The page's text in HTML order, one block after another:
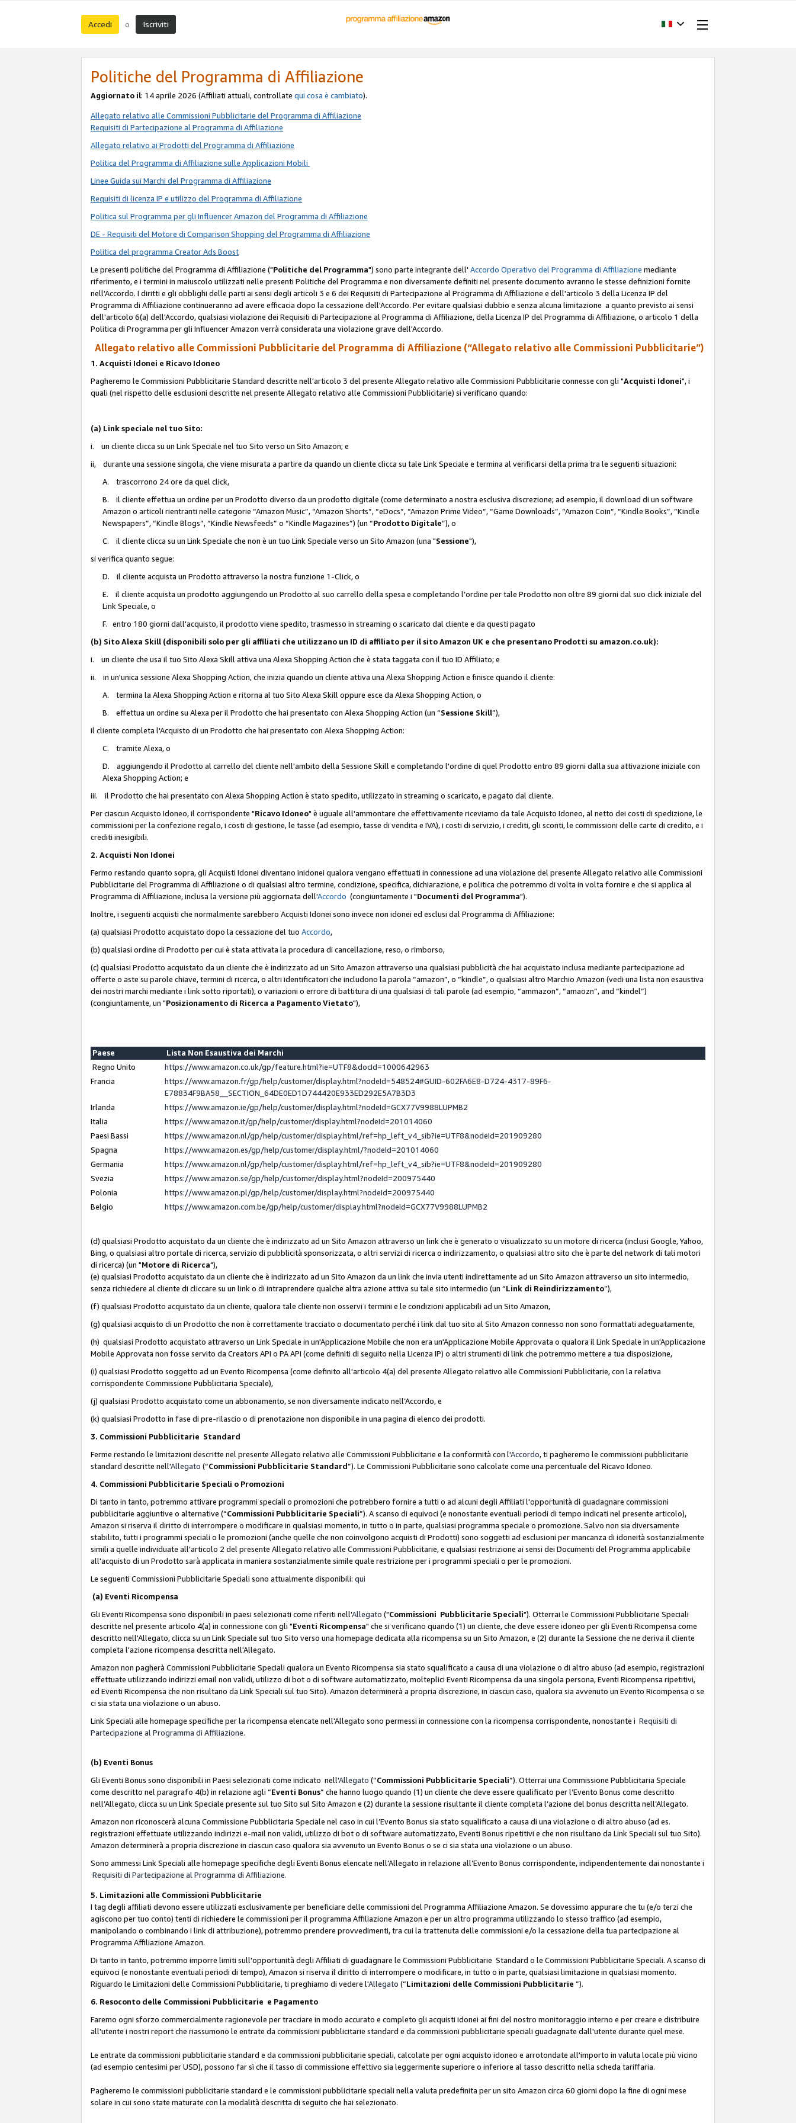
Accedi o Iscriviti
Politiche del Programma di Affiliazione
Aggiornato il: 14 aprile 2026 (Affiliati attuali, controllate qui cosa è cambiato).
Allegato relativo alle Commissioni Pubblicitarie del Programma di Affiliazione
Requisiti di Partecipazione al Programma di Affiliazione
Allegato relativo ai Prodotti del Programma di Affiliazione
Politica del Programma di Affiliazione sulle Applicazioni Mobili
Linee Guida sui Marchi del Programma di Affiliazione
Requisiti di licenza IP e utilizzo del Programma di Affiliazione
Politica sul Programma per gli Influencer Amazon del Programma di Affiliazione
DE - Requisiti del Motore di Comparison Shopping del Programma di Affiliazione
Politica del programma Creator Ads Boost
Le presenti politiche del Programma di Affiliazione ("Politiche del Programma") sono parte integrante dell' Accordo Operativo del Programma di Affiliazione mediante
riferimento, e i termini in maiuscolo utilizzati nelle presenti Politiche del Programma e non diversamente definiti nel presente documento avranno le stesse definizioni fornite
nell'Accordo. I diritti e gli obblighi delle parti ai sensi degli articoli 3 e 6 dei Requisiti di Partecipazione al Programma di Affiliazione e dell'articolo 3 della Licenza IP del
Programma di Affiliazione continueranno ad avere efficacia dopo la cessazione dell'Accordo. Per evitare qualsiasi dubbio e senza alcuna limitazione a quanto previsto ai sensi
dell'articolo 6(a) dell'Accordo, qualsiasi violazione dei Requisiti di Partecipazione al Programma di Affiliazione, della Licenza IP del Programma di Affiliazione, o articolo 1 della
Politica di Programma per gli Influencer Amazon verrà considerata una violazione grave dell'Accordo.
Allegato relativo alle Commissioni Pubblicitarie del Programma di Affiliazione (“Allegato relativo alle Commissioni Pubblicitarie”)
1. Acquisti Idonei e Ricavo Idoneo
Pagheremo le Commissioni Pubblicitarie Standard descritte nell'articolo 3 del presente Allegato relativo alle Commissioni Pubblicitarie connesse con gli "Acquisti Idonei", i
quali (nel rispetto delle esclusioni descritte nel presente Allegato relativo alle Commissioni Pubblicitarie) si verificano quando:
(a) Link speciale nel tuo Sito:
i. un cliente clicca su un Link Speciale nel tuo Sito verso un Sito Amazon; e
ii, durante una sessione singola, che viene misurata a partire da quando un cliente clicca su tale Link Speciale e termina al verificarsi della prima tra le seguenti situazioni:
A. trascorrono 24 ore da quel click,
B. il cliente effettua un ordine per un Prodotto diverso da un prodotto digitale (come determinato a nostra esclusiva discrezione; ad esempio, il download di un software
Amazon o articoli rientranti nelle categorie “Amazon Music”, “Amazon Shorts”, “eDocs”, “Amazon Prime Video”, “Game Downloads”, “Amazon Coin”, “Kindle Books”, “Kindle
Newspapers”, “Kindle Blogs”, “Kindle Newsfeeds” o “Kindle Magazines”) (un “Prodotto Digitale”), o
C. il cliente clicca su un Link Speciale che non è un tuo Link Speciale verso un Sito Amazon (una "Sessione"),
si verifica quanto segue:
D. il cliente acquista un Prodotto attraverso la nostra funzione 1-Click, o
E. il cliente acquista un prodotto aggiungendo un Prodotto al suo carrello della spesa e completando l’ordine per tale Prodotto non oltre 89 giorni dal suo click iniziale del
Link Speciale, o
F. entro 180 giorni dall'acquisto, il prodotto viene spedito, trasmesso in streaming o scaricato dal cliente e da questi pagato
(b) Sito Alexa Skill (disponibili solo per gli affiliati che utilizzano un ID di affiliato per il sito Amazon UK e che presentano Prodotti su amazon.co.uk):
i. un cliente che usa il tuo Sito Alexa Skill attiva una Alexa Shopping Action che è stata taggata con il tuo ID Affiliato; e
ii. in un'unica sessione Alexa Shopping Action, che inizia quando un cliente attiva una Alexa Shopping Action e finisce quando il cliente:
A. termina la Alexa Shopping Action e ritorna al tuo Sito Alexa Skill oppure esce da Alexa Shopping Action, o
B. effettua un ordine su Alexa per il Prodotto che hai presentato con Alexa Shopping Action (un “Sessione Skill”),
il cliente completa l'Acquisto di un Prodotto che hai presentato con Alexa Shopping Action:
C. tramite Alexa, o
D. aggiungendo il Prodotto al carrello del cliente nell'ambito della Sessione Skill e completando l'ordine di quel Prodotto entro 89 giorni dalla sua attivazione iniziale con
Alexa Shopping Action; e
iii. il Prodotto che hai presentato con Alexa Shopping Action è stato spedito, utilizzato in streaming o scaricato, e pagato dal cliente.
Per ciascun Acquisto Idoneo, il corrispondente "Ricavo Idoneo" è uguale all'ammontare che effettivamente riceviamo da tale Acquisto Idoneo, al netto dei costi di spedizione, le
commissioni per la confezione regalo, i costi di gestione, le tasse (ad esempio, tasse di vendita e IVA), i costi di servizio, i crediti, gli sconti, le commissioni delle carte di credito, e i
crediti inesigibili.
2. Acquisti Non Idonei
Fermo restando quanto sopra, gli Acquisti Idonei diventano inidonei qualora vengano effettuati in connessione ad una violazione del presente Allegato relativo alle Commissioni
Pubblicitarie del Programma di Affiliazione o di qualsiasi altro termine, condizione, specifica, dichiarazione, e politica che potremmo di volta in volta fornire e che si applica al
Programma di Affiliazione, inclusa la versione più aggiornata dell'Accordo (congiuntamente i "Documenti del Programma").
Inoltre, i seguenti acquisti che normalmente sarebbero Acquisti Idonei sono invece non idonei ed esclusi dal Programma di Affiliazione:
(a) qualsiasi Prodotto acquistato dopo la cessazione del tuo Accordo,
(b) qualsiasi ordine di Prodotto per cui è stata attivata la procedura di cancellazione, reso, o rimborso,
(c) qualsiasi Prodotto acquistato da un cliente che è indirizzato ad un Sito Amazon attraverso una qualsiasi pubblicità che hai acquistato inclusa mediante partecipazione ad
offerte o aste su parole chiave, termini di ricerca, o altri identificatori che includono la parola “amazon”, o “kindle”, o qualsiasi altro Marchio Amazon (vedi una lista non esaustiva
dei nostri marchi mediante i link sotto riportati), o variazioni o errore di battitura di una qualsiasi di tali parole (ad esempio, “ammazon”, “amaozn”, and “kindel”)
(congiuntamente, un "Posizionamento di Ricerca a Pagamento Vietato"),
Paese
Lista Non Esaustiva dei Marchi
Regno Unito
https://www.amazon.co.uk/gp/feature.html?ie=UTF8&docId=1000642963
Francia
https://www.amazon.fr/gp/help/customer/display.html?nodeId=548524#GUID-602FA6E8-D724-4317-89F6-
E78834F9BA58__SECTION_64DE0ED1D744420E933ED292E5A7B3D3
Irlanda
https://www.amazon.ie/gp/help/customer/display.html?nodeId=GCX77V9988LUPMB2
Italia
https://www.amazon.it/gp/help/customer/display.html?nodeId=201014060
Paesi Bassi
https://www.amazon.nl/gp/help/customer/display.html/ref=hp_left_v4_sib?ie=UTF8&nodeId=201909280
Spagna
https://www.amazon.es/gp/help/customer/display.html/?nodeId=201014060
Germania
https://www.amazon.nl/gp/help/customer/display.html/ref=hp_left_v4_sib?ie=UTF8&nodeId=201909280
Svezia
https://www.amazon.se/gp/help/customer/display.html?nodeId=200975440
Polonia
https://www.amazon.pl/gp/help/customer/display.html?nodeId=200975440
Belgio
https://www.amazon.com.be/gp/help/customer/display.html?nodeId=GCX77V9988LUPMB2
(d) qualsiasi Prodotto acquistato da un cliente che è indirizzato ad un Sito Amazon attraverso un link che è generato o visualizzato su un motore di ricerca (inclusi Google, Yahoo,
Bing, o qualsiasi altro portale di ricerca, servizio di pubblicità sponsorizzata, o altri servizi di ricerca o indirizzamento, o qualsiasi altro sito che è parte del network di tali motori
di ricerca) (un "Motore di Ricerca"),
(e) qualsiasi Prodotto acquistato da un cliente che è indirizzato ad un Sito Amazon da un link che invia utenti indirettamente ad un Sito Amazon attraverso un sito intermedio,
senza richiedere al cliente di cliccare su un link o di intraprendere qualche altra azione attiva su tale sito intermedio (un “Link di Reindirizzamento”),
(f) qualsiasi Prodotto acquistato da un cliente, qualora tale cliente non osservi i termini e le condizioni applicabili ad un Sito Amazon,
(g) qualsiasi acquisto di un Prodotto che non è correttamente tracciato o documentato perché i link dal tuo sito al Sito Amazon connesso non sono formattati adeguatamente,
(h) qualsiasi Prodotto acquistato attraverso un Link Speciale in un'Applicazione Mobile che non era un'Applicazione Mobile Approvata o qualora il Link Speciale in un'Applicazione
Mobile Approvata non fosse servito da Creators API o PA API (come definiti di seguito nella Licenza IP) o altri strumenti di link che potremmo mettere a tua disposizione,
(i) qualsiasi Prodotto soggetto ad un Evento Ricompensa (come definito all'articolo 4(a) del presente Allegato relativo alle Commissioni Pubblicitarie, con la relativa
corrispondente Commissione Pubblicitaria Speciale),
(j) qualsiasi Prodotto acquistato come un abbonamento, se non diversamente indicato nell’Accordo, e
(k) qualsiasi Prodotto in fase di pre-rilascio o di prenotazione non disponibile in una pagina di elenco dei prodotti.
3. Commissioni Pubblicitarie Standard
Ferme restando le limitazioni descritte nel presente Allegato relativo alle Commissioni Pubblicitarie e la conformità con l'Accordo, ti pagheremo le commissioni pubblicitarie
standard descritte nell'Allegato (“Commissioni Pubblicitarie Standard”). Le Commissioni Pubblicitarie sono calcolate come una percentuale del Ricavo Idoneo.
4. Commissioni Pubblicitarie Speciali o Promozioni
Di tanto in tanto, potremmo attivare programmi speciali o promozioni che potrebbero fornire a tutti o ad alcuni degli Affiliati l'opportunità di guadagnare commissioni
pubblicitarie aggiuntive o alternative (“Commissioni Pubblicitarie Speciali”). A scanso di equivoci (e nonostante eventuali periodi di tempo indicati nel presente articolo),
Amazon si riserva il diritto di interrompere o modificare in qualsiasi momento, in tutto o in parte, qualsiasi programma speciale o promozione. Salvo non sia diversamente
stabilito, tutti i programmi speciali o le promozioni (anche quelle che non coinvolgono acquisti di Prodotti) sono soggetti ad esclusioni per mancanza di idoneità sostanzialmente
simili a quelle individuate all'articolo 2 del presente Allegato relativo alle Commissioni Pubblicitarie, e qualsiasi restrizione ai sensi dei Documenti del Programma applicabile
all'acquisto di un Prodotto sarà applicata in maniera sostanzialmente simile quale restrizione per i programmi speciali o per le promozioni.
Le seguenti Commissioni Pubblicitarie Speciali sono attualmente disponibili: qui
(a) Eventi Ricompensa
Gli Eventi Ricompensa sono disponibili in paesi selezionati come riferiti nell'Allegato ("Commissioni Pubblicitarie Speciali"). Otterrai le Commissioni Pubblicitarie Speciali
descritte nel presente articolo 4(a) in connessione con gli "Eventi Ricompensa" che si verificano quando (1) un cliente, che deve essere idoneo per gli Eventi Ricompensa come
descritto nell'Allegato, clicca su un Link Speciale sul tuo Sito verso una homepage dedicata alla ricompensa su un Sito Amazon, e (2) durante la Sessione che ne deriva il cliente
completa l'azione ricompensa descritta nell'Allegato.
Amazon non pagherà Commissioni Pubblicitarie Speciali qualora un Evento Ricompensa sia stato squalificato a causa di una violazione o di altro abuso (ad esempio, registrazioni
effettuate utilizzando indirizzi email non validi, utilizzo di bot o di software automatizzato, molteplici Eventi Ricompensa da una singola persona, Eventi Ricompensa ripetitivi,
ed Eventi Ricompensa che non risultano da Link Speciali sul tuo Sito). Amazon determinerà a propria discrezione, in ciascun caso, qualora sia avvenuto un Evento Ricompensa o se
ci sia stata una violazione o un abuso.
Link Speciali alle homepage specifiche per la ricompensa elencate nell'Allegato sono permessi in connessione con la ricompensa corrispondente, nonostante i Requisiti di
Partecipazione al Programma di Affiliazione.
(b) Eventi Bonus
Gli Eventi Bonus sono disponibili in Paesi selezionati come indicato nell'Allegato (“Commissioni Pubblicitarie Speciali”). Otterrai una Commissione Pubblicitaria Speciale
come descritto nel paragrafo 4(b) in relazione agli “Eventi Bonus” che hanno luogo quando (1) un cliente che deve essere qualificato per l’Evento Bonus come descritto
nell’Allegato, clicca su un Link Speciale presente sul tuo Sito sul Sito Amazon e (2) durante la sessione risultante il cliente completa l’azione del bonus descritta nell’Allegato.
Amazon non riconoscerà alcuna Commissione Pubblicitaria Speciale nel caso in cui l’Evento Bonus sia stato squalificato a causa di una violazione o di altro abuso (ad es.
registrazioni effettuate utilizzando indirizzi e-mail non validi, utilizzo di bot o di software automatizzato, Eventi Bonus ripetitivi e che non risultano da Link Speciali sul tuo Sito).
Amazon determinerà a propria discrezione in ciascun caso qualora sia avvenuto un Evento Bonus o se ci sia stata una violazione o un abuso.
Sono ammessi Link Speciali alle homepage specifiche degli Eventi Bonus elencate nell’Allegato in relazione all’Evento Bonus corrispondente, indipendentemente dai nonostante i
Requisiti di Partecipazione al Programma di Affiliazione.
5. Limitazioni alle Commissioni Pubblicitarie
I tag degli affiliati devono essere utilizzati esclusivamente per beneficiare delle commissioni del Programma Affiliazione Amazon. Se dovessimo appurare che tu (e/o terzi che
agiscono per tuo conto) tenti di richiedere le commissioni per il programma Affiliazione Amazon e per un altro programma utilizzando lo stesso traffico (ad esempio,
manipolando o combinando i link di attribuzione), potremmo prendere provvedimenti, tra cui la trattenuta delle commissioni e/o la cessazione della tua partecipazione al
Programma Affiliazione Amazon.
Di tanto in tanto, potremmo imporre limiti sull'opportunità degli Affiliati di guadagnare le Commissioni Pubblicitarie Standard o le Commissioni Pubblicitarie Speciali. A scanso di
equivoci (e nonostante eventuali periodi di tempo), Amazon si riserva il diritto di interrompere o modificare, in tutto o in parte, qualsiasi limitazione in qualsiasi momento.
Riguardo le Limitazioni delle Commissioni Pubblicitarie, ti preghiamo di vedere l'Allegato (“Limitazioni delle Commissioni Pubblicitarie ”).
6. Resoconto delle Commissioni Pubblicitarie e Pagamento
Faremo ogni sforzo commercialmente ragionevole per tracciare in modo accurato e completo gli acquisti idonei ai fini del nostro monitoraggio interno e per creare e distribuire
all'utente i nostri report che riassumono le entrate da commissioni pubblicitarie standard e da commissioni pubblicitarie speciali guadagnate dall'utente durante quel mese.
Le entrate da commissioni pubblicitarie standard e da commissioni pubblicitarie speciali, calcolate per ogni acquisto idoneo e arrotondate all'importo in valuta locale più vicino
(ad esempio centesimi per USD), possono far sì che il tasso di commissione effettivo sia leggermente superiore o inferiore al tasso descritto nella scheda tariffaria.
Pagheremo le commissioni pubblicitarie standard e le commissioni pubblicitarie speciali nella valuta predefinita per un sito Amazon circa 60 giorni dopo la fine di ogni mese
solare in cui sono state maturate con la modalità descritta di seguito che hai selezionato.